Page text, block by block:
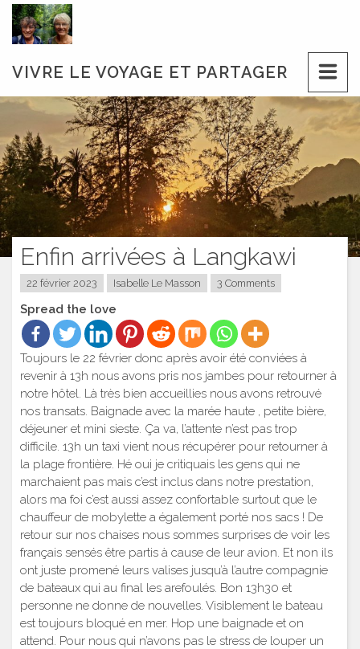
Skip
content
VIVRE LE VOYAGE ET PARTAGER
Enfin arrivées à Langkawi
22 février 2023 Isabelle Le Masson 3 Comments
Spread the love
Toujours le 22 février donc après avoir été conviées à
revenir à 13h nous avons pris nos jambes pour retourner à
notre hôtel. Là très bien accueillies nous avons retrouvé
nos transats. Baignade avec la marée haute , petite bière,
déjeuner et mini sieste. Ça va, l’attente n’est pas trop
difficile. 13h un taxi vient nous récupérer pour retourner à
la plage frontière. Hé oui je critiquais les gens qui ne
marchaient pas mais c’est inclus dans notre prestation,
alors ma foi c’est aussi assez confortable surtout que le
chauffeur de mobylette a également porté nos sacs ! De
retour sur nos chaises nous sommes surprises de voir les
français sensés être partis à cause de leur avion. Et non ils
ont juste promené leurs valises jusqu’à l’autre compagnie
de bateaux qui au final les arefoulés. Bon 13h30 et
personne ne donne de nouvelles. Visiblement le bateau
est toujours bloqué en mer. Hop une baignade et on
attend. Pour nous qui n’avons pas le stress de louper un